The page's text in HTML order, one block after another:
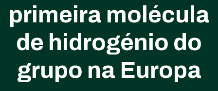
primeira molécula
de hidrogénio do
grupo na Europa